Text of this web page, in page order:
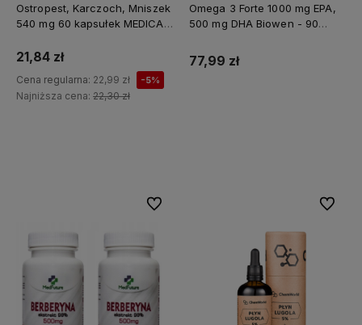
Ostropest, Karczoch, Mniszek
540 mg 60 kapsułek MEDICA
21,84 zł
Cena regularna: 22,99 zł -5%
Najniższa cena: 22,30 zł
Omega 3 Forte 1000 mg EPA,
500 mg DHA Biowen - 90
77,99 zł
Do ulubionych Do